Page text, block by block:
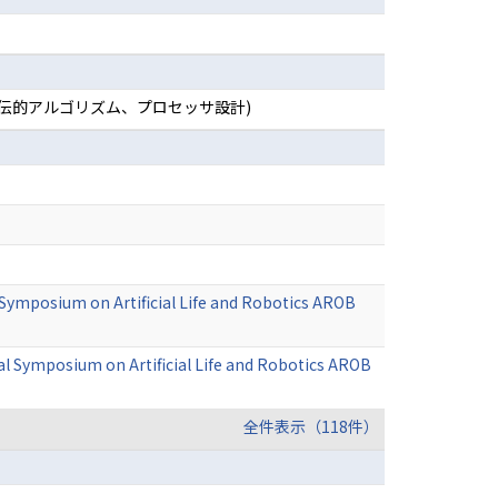
的アルゴリズム、プロセッサ設計)
on Artificial Life and Robotics AROB
on Artificial Life and Robotics AROB
全件表示（118件）